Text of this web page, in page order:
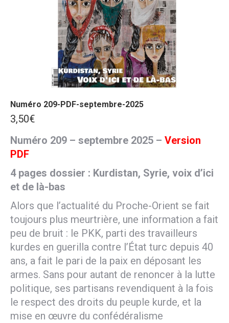
Numéro 209-PDF-septembre-2025
3,50€
Numéro 209 – septembre 2025 – Version
PDF
4 pages dossier : Kurdistan, Syrie, voix d’ici
et de là-bas
Alors que l’actualité du Proche-Orient se fait
toujours plus meurtrière, une information a fait
peu de bruit : le PKK, parti des travailleurs
kurdes en guerilla contre l’État turc depuis 40
ans, a fait le pari de la paix en déposant les
armes. Sans pour autant de renoncer à la lutte
politique, ses partisans revendiquent à la fois
le respect des droits du peuple kurde, et la
mise en œuvre du confédéralisme